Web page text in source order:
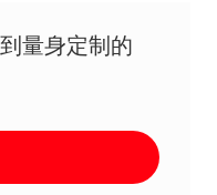
量身定制的